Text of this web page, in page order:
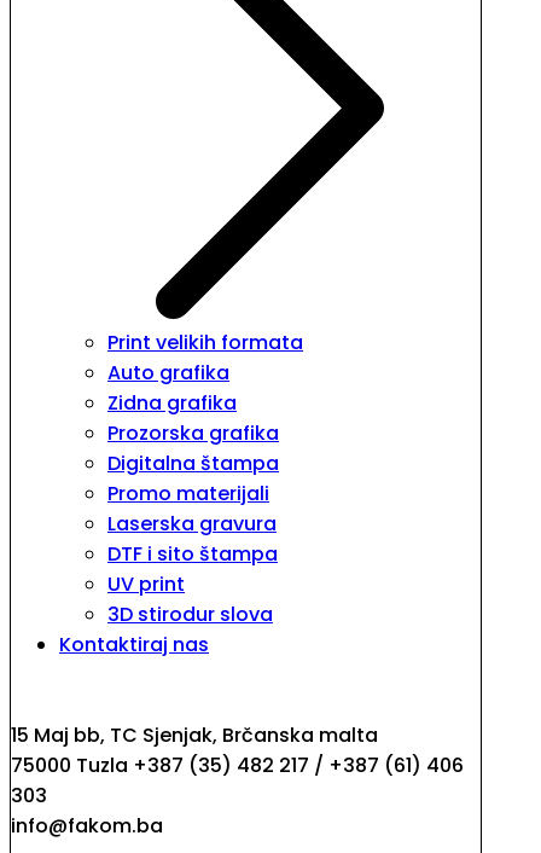
Print velikih formata
Auto grafika
Zidna grafika
Prozorska grafika
Digitalna štampa
Promo materijali
Laserska gravura
DTF i sito štampa
UV print
3D stirodur slova
Kontaktiraj nas
15 Maj bb, TC Sjenjak, Brčanska malta
75000 Tuzla +387 (35) 482 217 / +387 (61) 406
303
info@fakom.ba